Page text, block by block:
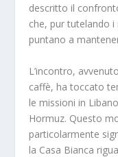
descritto il
che, pur tutelando i
puntano a
L’incontro,
caffè, ha toccato
le missioni in
Hormuz. Questo
particolarmente
la Casa Bianca